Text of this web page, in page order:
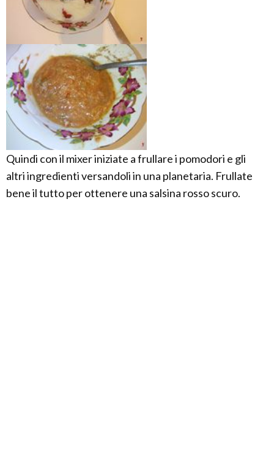
Quindi con il mixer iniziate a frullare i pomodori e gli
altri ingredienti versandoli in una planetaria. Frullate
bene il tutto per ottenere una salsina rosso scuro.